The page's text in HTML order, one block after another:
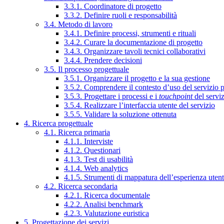
3.3.1. Coordinatore di progetto
3.3.2. Definire ruoli e responsabilità
3.4. Metodo di lavoro
3.4.1. Definire processi, strumenti e rituali
3.4.2. Curare la documentazione di progetto
3.4.3. Organizzare tavoli tecnici collaborativi
3.4.4. Prendere decisioni
3.5. Il processo progettuale
3.5.1. Organizzare il progetto e la sua gestione
3.5.2. Comprendere il contesto d’uso del servizio
3.5.3. Progettare i processi e i touchpointdel
3.5.4. Realizzare l’interfaccia utente del servizio
3.5.5. Validare la soluzione ottenuta
4. Ricerca progettuale
4.1. Ricerca primaria
4.1.1. Interviste
4.1.2. Questionari
4.1.3. Test di usabilità
4.1.4. Web analytics
4.1.5. Strumenti di mappatura dell’esperienza
4.2. Ricerca secondaria
4.2.1. Ricerca documentale
4.2.2. Analisi benchmark
4.2.3. Valutazione euristica
5. Progettazione dei servizi